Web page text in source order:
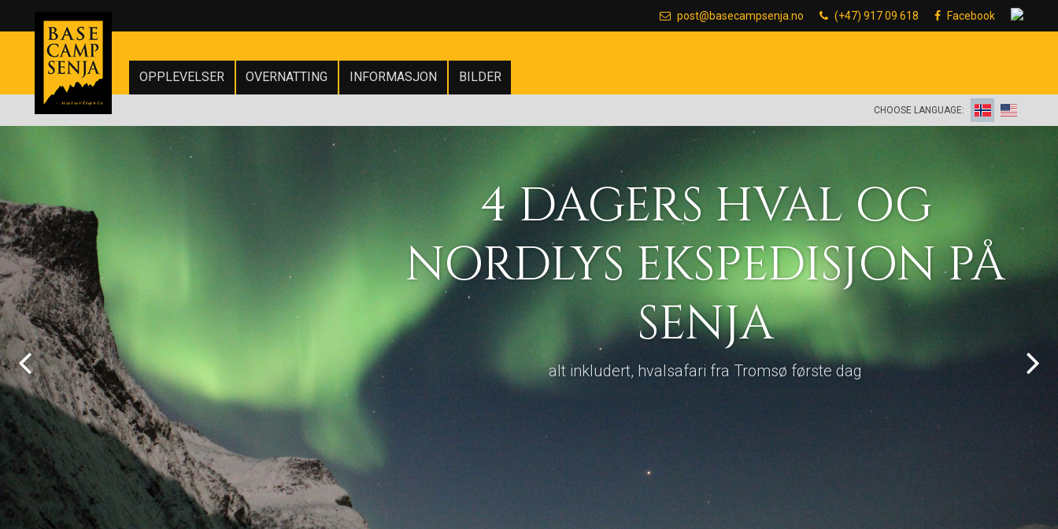
post@basecampsenja.no (+47) 917 09 618 Facebook
OPPLEVELSER OVERNATTING INFORMASJON BILDER
CHOOSE LANGUAGE:
DAGERS HVAL OG
EKSPEDISJON PÅ
SENJA
alt inkludert, hvalsafari fra Tromsø første dag
SCENIC